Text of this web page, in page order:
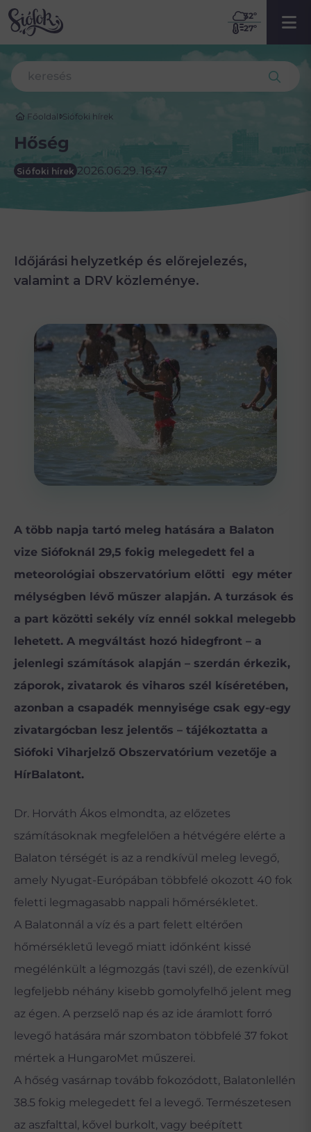
32º
27º
Főoldal Siófoki hírek
Hőség
Siófoki hírek 2026.06.29. 16:47
Időjárási helyzetkép és előrejelezés,
valamint a DRV közleménye.
A több napja tartó meleg hatására a Balaton
vize Siófoknál 29,5 fokig melegedett fel a
meteorológiai obszervatórium előtti egy méter
mélységben lévő műszer alapján. A turzások és
a part közötti sekély víz ennél sokkal melegebb
lehetett. A megváltást hozó hidegfront – a
jelenlegi számítások alapján – szerdán érkezik,
záporok, zivatarok és viharos szél kíséretében,
azonban a csapadék mennyisége csak egy-egy
zivatargócban lesz jelentős – tájékoztatta a
Siófoki Viharjelző Obszervatórium vezetője a
HírBalatont.
Dr. Horváth Ákos elmondta, az előzetes
számításoknak megfelelően a hétvégére elérte a
Balaton térségét is az a rendkívül meleg levegő,
amely Nyugat-Európában többfelé okozott 40 fok
feletti legmagasabb nappali hőmérsékletet.
A Balatonnál a víz és a part felett eltérően
hőmérsékletű levegő miatt időnként kissé
megélénkült a légmozgás (tavi szél), de ezenkívül
legfeljebb néhány kisebb gomolyfelhő jelent meg
az égen. A perzselő nap és az ide áramlott forró
levegő hatására már szombaton többfelé 37 fokot
mértek a HungaroMet műszerei.
A hőség vasárnap tovább fokozódott, Balatonlellén
38.5 fokig melegedett fel a levegő. Természetesen
az aszfalttal, kővel burkolt, vagy beépített